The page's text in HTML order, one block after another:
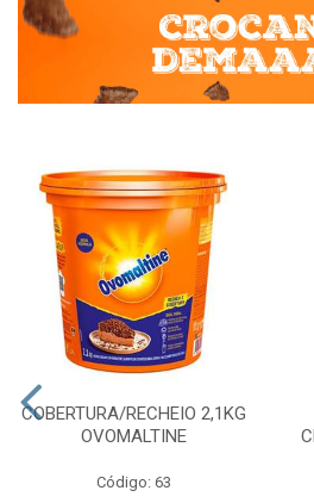
COBERTURA/RECHEIO 2,1KG
OVOMALTINE
Código: 63